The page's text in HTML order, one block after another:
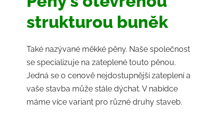
strukturou buněk
Také nazývané měkké pěny. Naše společnost
se specializuje na zateplené touto pěnou.
Jedná se o cenově nejdostupnější zateplení a
vaše stavba může stále dýchat. V nabídce
máme více variant pro různé druhy staveb.